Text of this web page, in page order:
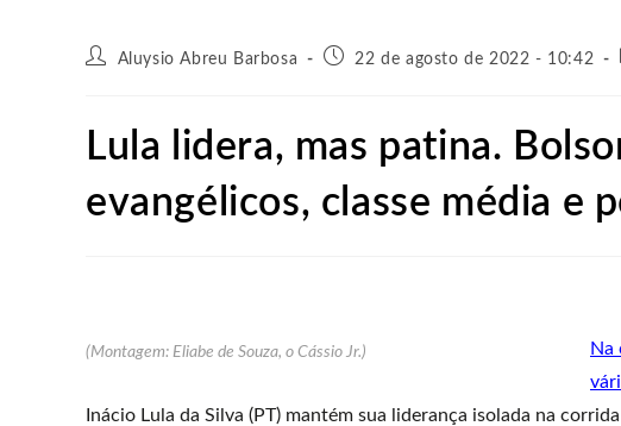
Aluysio Abreu Barbosa 22 de agosto de 2022 - 10:42
Lula lidera, mas patina.
evangélicos, classe média e
(Montagem: Eliabe de Souza, o Cássio Jr.)
Na
Inácio Lula da Silva (PT) mantém sua liderança isolada na